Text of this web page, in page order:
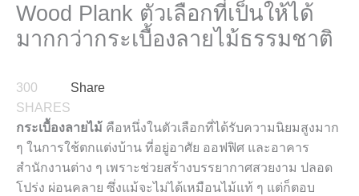
Wood Plank ตัวเลือกที่เป็นให้ได้
มากกว่ากระเบื้องลายไม้ธรรมชาติ
300
SHARES
Share
กระเบื้องลายไม้ คือหนึ่งในตัวเลือกที่ได้รับความนิยมสูงมาก
ๆ ในการใช้ตกแต่งบ้าน ที่อยู่อาศัย ออฟฟิศ และอาคาร
สำนักงานต่าง ๆ เพราะช่วยสร้างบรรยากาศสวยงาม ปลอด
โปร่ง ผ่อนคลาย ซึ่งแม้จะไม่ได้เหมือนไม้แท้ ๆ แต่ก็ตอบ